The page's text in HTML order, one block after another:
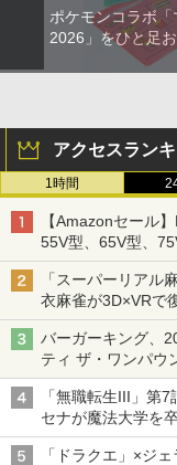
ポケモンコラボ
2026」をひと足
アクセスラン
1時間
【Amazonセール
55V型、65V型、
「スーパーリアル
衣麻雀が3D×VRで
発売から2週間は
バーガーキング、
ティ ザ・ワンパウ
「特製ガーリック
「無職転生III」第
セナが魔法大学を
「ドラクエ」×ジ